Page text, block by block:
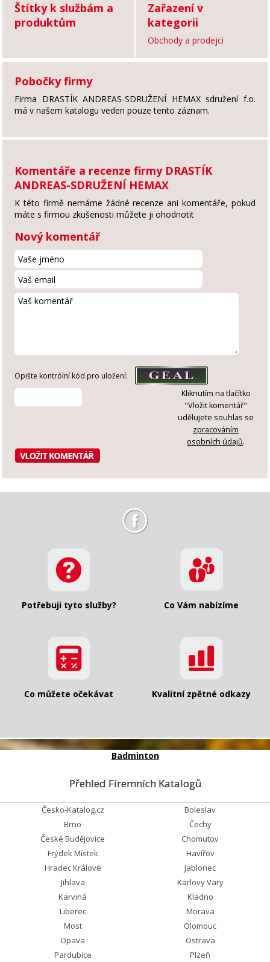
Štítky k službám a
produktům
Zařazení v
kategorii
Obchody a prodejci
Pobočky firmy
Firma DRASTÍK ANDREAS-SDRUŽENÍ HEMAX sdružení f.o.
má v našem katalogu veden pouze tento záznam.
Komentáře a recenze firmy DRASTÍK
ANDREAS-SDRUŽENÍ HEMAX
K této firmě nemáme žádné recenze ani komentáře, pokud
máte s firmou zkušenosti můžete ji ohodnotit
Nový komentář
Opište kontrólní kód pro uložení:
Kliknutím na tlačítko
"Vložit komentář"
udělujete souhlas se
zpracováním
osobních údajů.
Potřebuji tyto služby? Co Vám nabízíme
Co můžete očekávat Kvalitní zpětné odkazy
Badminton
Přehled Firemních Katalogů
Česko-Katalog.cz
Boleslav
Brno
Čechy
České Budějovice
Chomutov
Frýdek Místek
Havířov
Hradec Králové
Jablonec
Jihlava
Karlovy Vary
Karviná
Kladno
Liberec
Morava
Most
Olomouc
Opava
Ostrava
Pardubice
Plzeň